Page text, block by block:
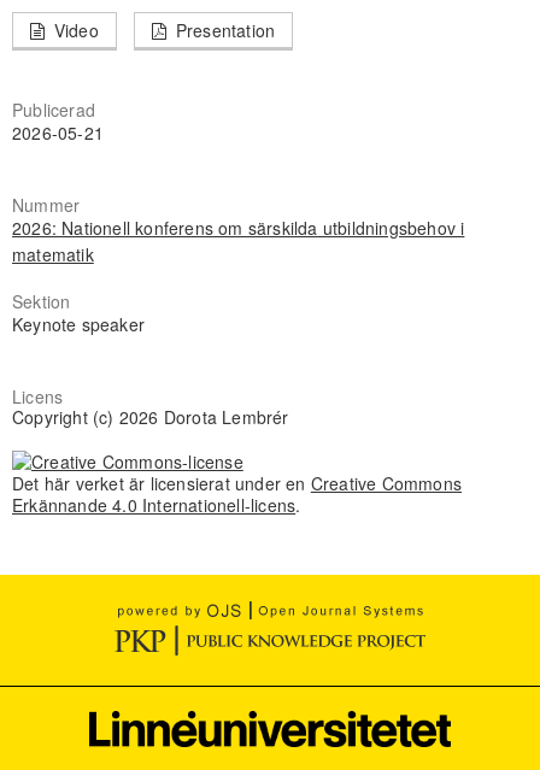
Video Presentation
Publicerad
2026-05-21
Nummer
2026: Nationell konferens om särskilda utbildningsbehov i
matematik
Sektion
Keynote speaker
Licens
Copyright (c) 2026 Dorota Lembrér
Det här verket är licensierat under en Creative Commons
Erkännande 4.0 Internationell-licens.